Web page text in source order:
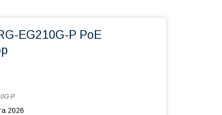
EG210G-P PoE
P
2026